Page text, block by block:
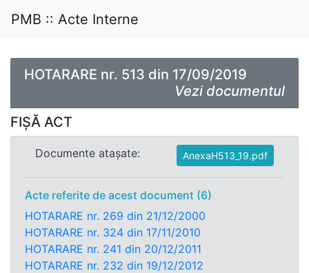
PMB :: Acte Interne
HOTARARE nr. 513 din 17/09/2019
Vezi documentul
FIȘĂ ACT
Documente atașate: AnexaH513_19.pdf
Acte referite de acest document (6)
HOTARARE nr. 269 din 21/12/2000
HOTARARE nr. 324 din 17/11/2010
HOTARARE nr. 241 din 20/12/2011
HOTARARE nr. 232 din 19/12/2012